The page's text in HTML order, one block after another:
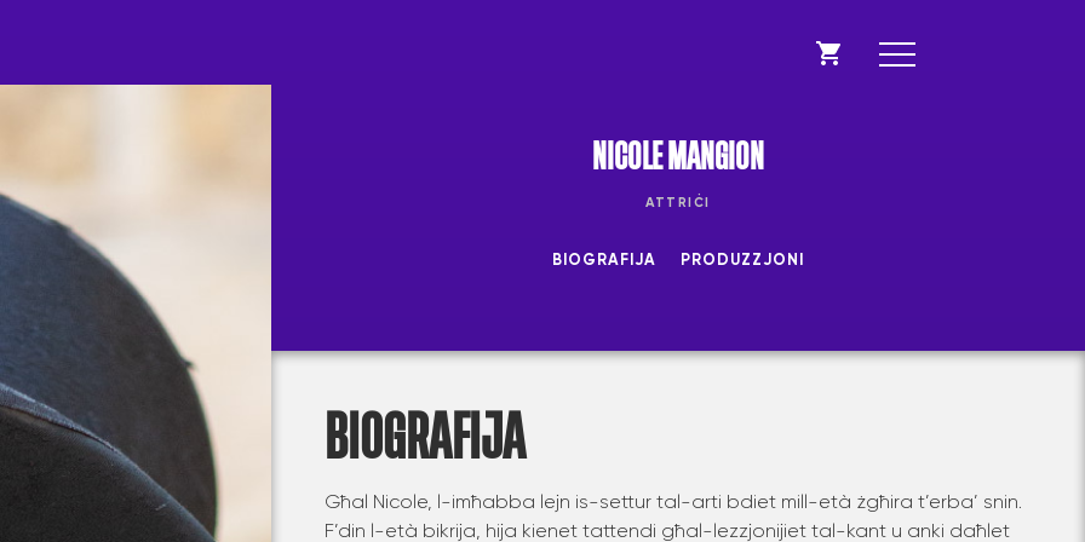
NICOLE MANGION
ATTRIĊI
BIOGRAFIJA PRODUZZJONI
BIOGRAFIJA
Għal Nicole, l-imħabba lejn is-settur tal-arti bdiet mill-età żgħira t’erba’ snin.
F’din l-età bikrija, hija kienet tattendi għal-lezzjonijiet tal-kant u anki daħlet